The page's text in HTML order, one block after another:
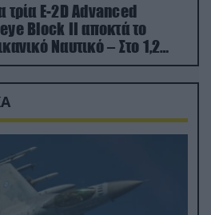
τρία E-2D Advanced
Block II αποκτά το
Ναυτικό – Στο 1,2
το κόστος